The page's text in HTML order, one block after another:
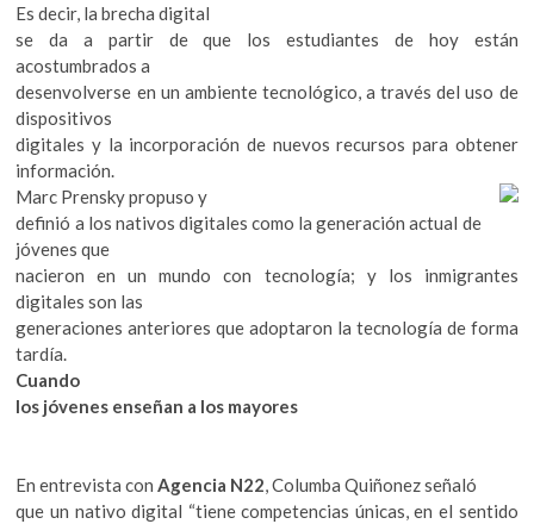
Es decir, la brecha digital
se da a partir de que los estudiantes de hoy están
acostumbrados a
desenvolverse en un ambiente tecnológico, a través del uso de
dispositivos
digitales y la incorporación de nuevos recursos para obtener
información.
Marc Prensky propuso y
definió a los nativos digitales como la generación actual de
jóvenes que
nacieron en un mundo con tecnología; y los inmigrantes
digitales son las
generaciones anteriores que adoptaron la tecnología de forma
tardía.
Cuando
los jóvenes enseñan a los mayores
En entrevista conAgencia N22, Columba Quiñonez señaló
que un nativo digital “tiene competencias únicas, en el sentido